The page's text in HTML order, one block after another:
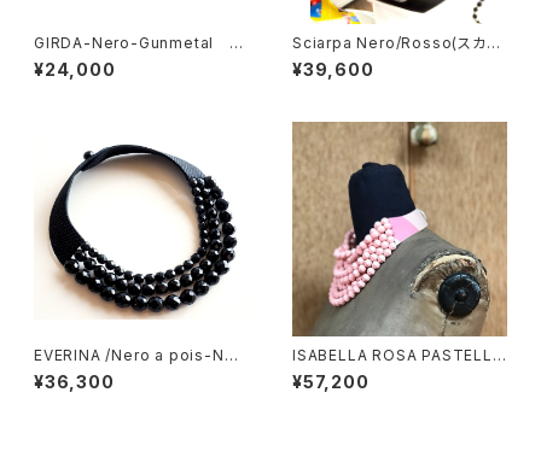
GIRDA-Nero-Gunmetal
(ジルダ・ブレスレット）
¥24,000
Sciarpa Nero/Rosso(スカー
フ ブラック＆レッド）
¥39,600
EVERINA /Nero a pois-Ner
o（セヴェリナ・ネックレス）
¥36,300
ISABELLA ROSA PASTELLO
(イザベラ パステル）
¥57,200